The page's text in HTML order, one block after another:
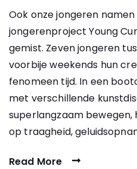
Ook onze jongeren
jongerenproject Young
gemist. Zeven jongeren
voorbije weekends hun
fenomeen tijd. In een
met verschillende
superlangzaam
op traagheid,
Read More